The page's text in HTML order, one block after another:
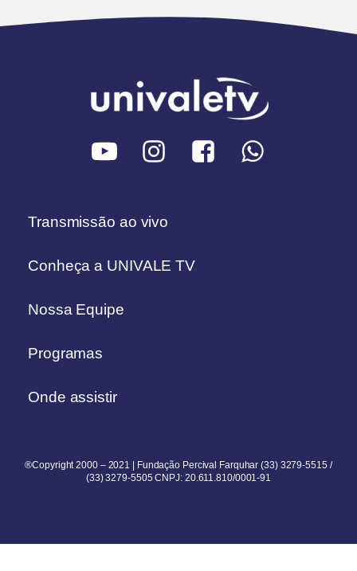
Transmissão ao vivo
Conheça a UNIVALE TV
Nossa Equipe
Programas
Onde assistir
®Copyright 2000 – 2021 | Fundação Percival Farquhar (33) 3279-5515 /
(33) 3279-5505 CNPJ: 20.611.810/0001-91